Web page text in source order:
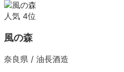
人気 4位
風の森
奈良県 / 油長酒造